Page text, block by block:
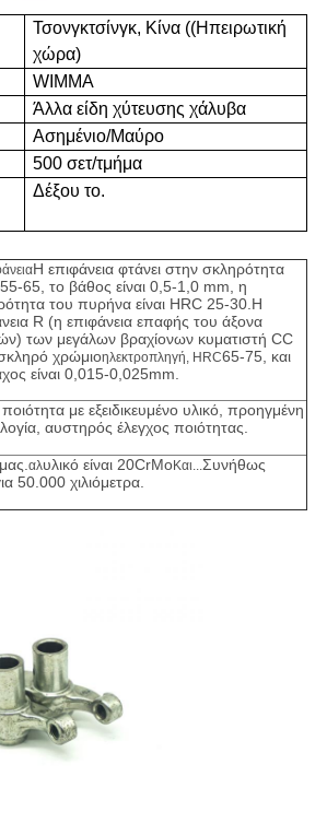
Τσονγκτσίνγκ, Κίνα ((Ηπειρωτική
χώρα)
WIMMA
Άλλα είδη χύτευσης χάλυβα
Ασημένιο/Μαύρο
500 σετ/τμήμα
Δέξου το.
Η επιφάνεια φτάνει στην σκληρότητα
65, το βάθος είναι 0,5-1,0 mm, η
του πυρήνα είναι HRC 25-30.Η
R (η επιφάνεια επαφής του άξονα
των μεγάλων βραχίονων κυματιστή CC
σκληρό χρώμιοηλεκτροπληγή, HRC65-75, και
είναι 0,015-0,025mm.
με εξειδικευμένο υλικό, προηγμένη
αυστηρός έλεγχος ποιότητας.
αλυλικό είναι 20CrMoΚαι... Συνήθως
50.000 χιλιόμετρα.